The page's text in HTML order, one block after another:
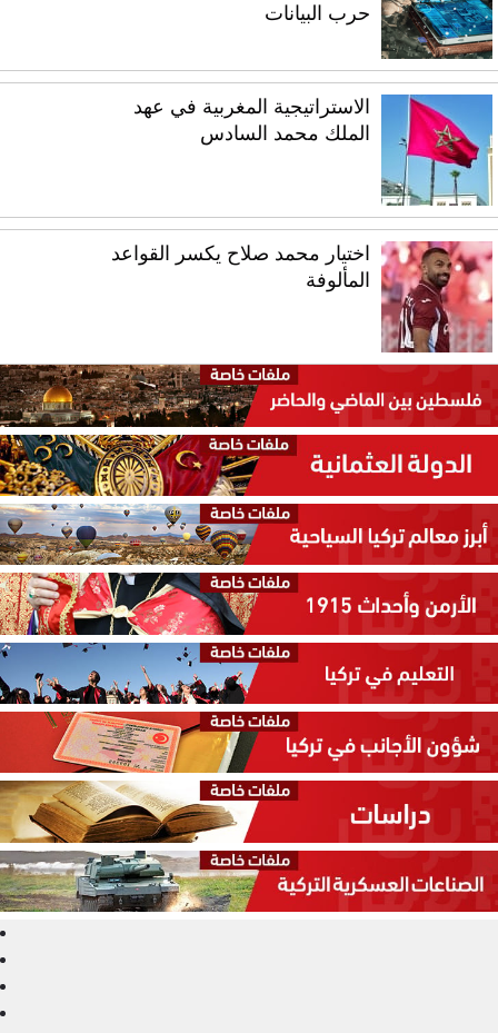
حرب البيانات
الاستراتيجية المغربية في عهد
الملك محمد السادس
اختيار محمد صلاح يكسر القواعد
المألوفة